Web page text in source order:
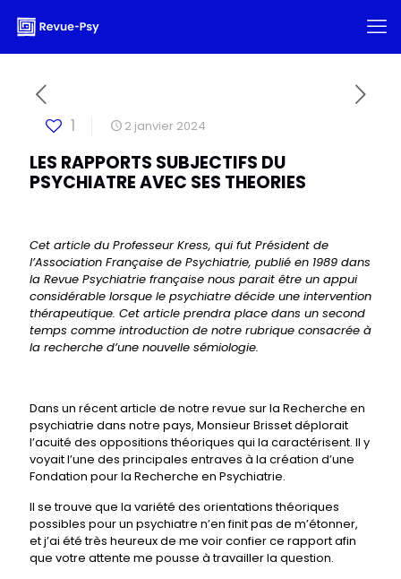
1 2 janvier 2024
LES RAPPORTS SUBJECTIFS DU
PSYCHIATRE AVEC SES THEORIES
Cet article du Professeur Kress, qui fut Président de
l’Association Française de Psychiatrie, publié en 1989 dans
la Revue Psychiatrie française nous parait être un appui
considérable lorsque le psychiatre décide une intervention
thérapeutique. Cet article prendra place dans un second
temps comme introduction de notre rubrique consacrée à
la recherche d’une nouvelle sémiologie.
Dans un récent article de notre revue sur la Recherche en
psychiatrie dans notre pays, Monsieur Brisset déplorait
l’acuité des oppositions théoriques qui la caractérisent. Il y
voyait l’une des principales entraves à la création d’une
Fondation pour la Recherche en Psychiatrie.
Il se trouve que la variété des orientations théoriques
possibles pour un psychiatre n’en finit pas de m’étonner,
et j’ai été très heureux de me voir confier ce rapport afin
que votre attente me pousse à travailler la question.